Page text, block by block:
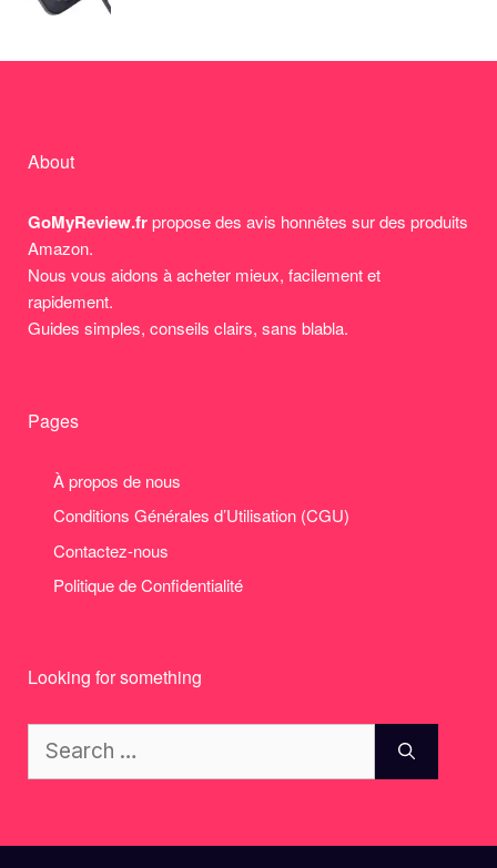
About
GoMyReview.frpropose des avis honnêtes sur des produits
Amazon.
Nous vous aidons à acheter mieux, facilement et
rapidement.
Guides simples, conseils clairs, sans blabla.
Pages
À propos de nous
Conditions Générales d’Utilisation (CGU)
Contactez-nous
Politique de Confidentialité
Looking for something
for: